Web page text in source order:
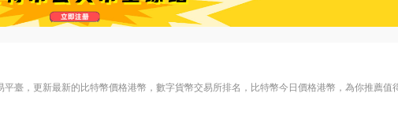
臺，更新最新的比特幣價格港幣，數字貨幣交易所排名，比特幣今日價格港幣，為你推薦值